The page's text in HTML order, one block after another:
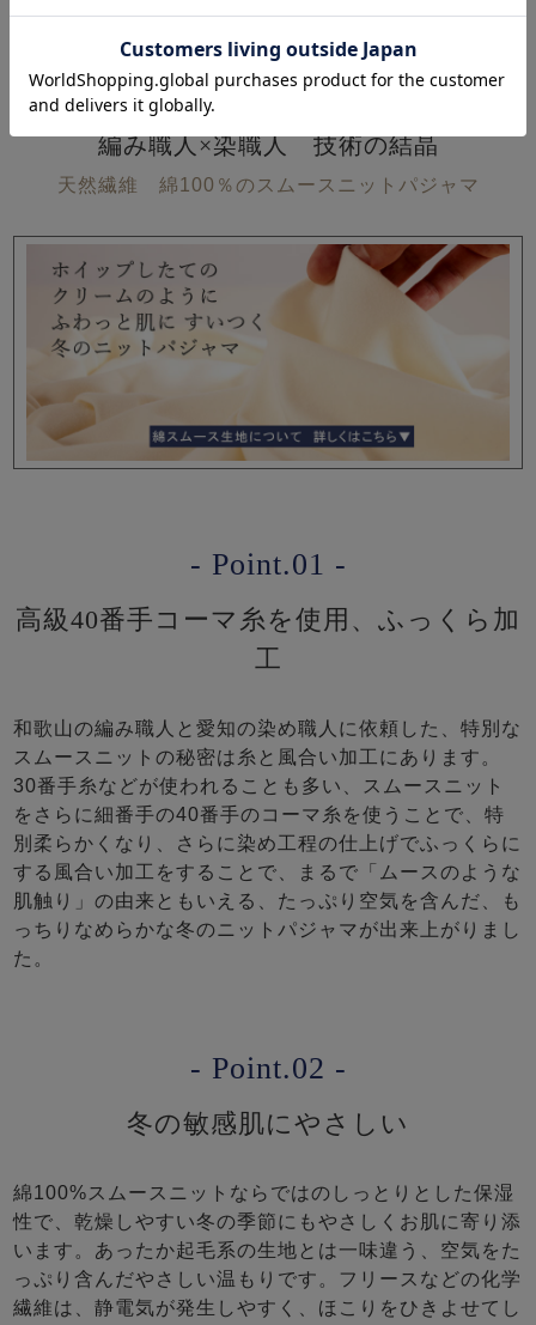
素材について
編み職人×染職人 技術の結晶
天然繊維 綿100％のスムースニットパジャマ
- Point.01 -
高級40番手コーマ糸を使用、ふっくら加
工
和歌山の編み職人と愛知の染め職人に依頼した、特別な
スムースニットの秘密は糸と風合い加工にあります。
30番手糸などが使われることも多い、スムースニット
をさらに細番手の40番手のコーマ糸を使うことで、特
別柔らかくなり、さらに染め工程の仕上げでふっくらに
する風合い加工をすることで、まるで「ムースのような
肌触り」の由来ともいえる、たっぷり空気を含んだ、も
っちりなめらかな冬のニットパジャマが出来上がりまし
た。
- Point.02 -
冬の敏感肌にやさしい
綿100%スムースニットならではのしっとりとした保湿
性で、乾燥しやすい冬の季節にもやさしくお肌に寄り添
います。あったか起毛系の生地とは一味違う、空気をた
っぷり含んだやさしい温もりです。フリースなどの化学
繊維は、静電気が発生しやすく、ほこりをひきよせてし